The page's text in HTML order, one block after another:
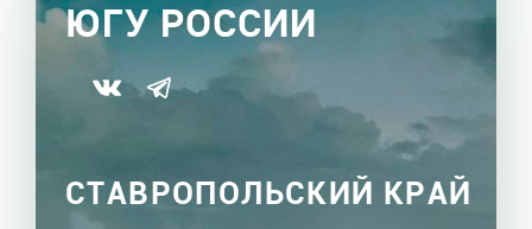
ЮГУ РОССИИ
СТАВРОПОЛЬСКИЙ КРАЙ